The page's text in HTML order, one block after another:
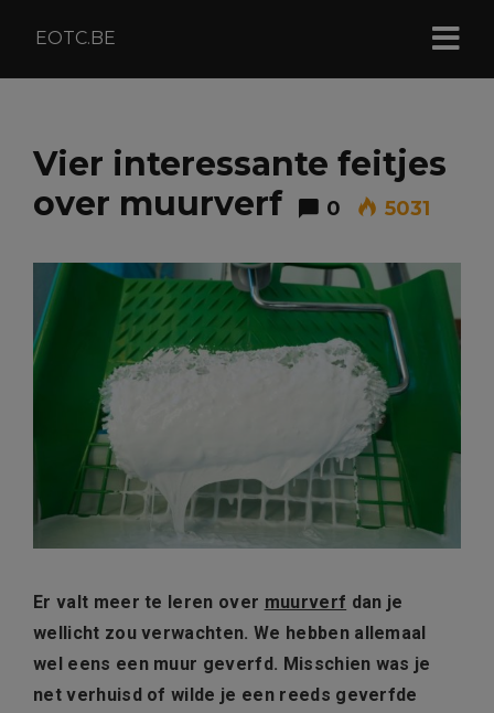
EOTC.BE
Vier interessante feitjes
over muurverf
0 5031
Er valt meer te leren over muurverf dan je
wellicht zou verwachten. We hebben allemaal
wel eens een muur geverfd. Misschien was je
net verhuisd of wilde je een reeds geverfde